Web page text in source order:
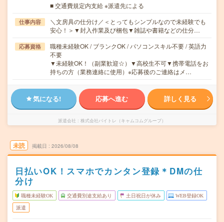
■ 交通費規定内支給 ※派遣先による
仕事内容
＼文房具の仕分け／＜とってもシンプルなので未経験でも
安心！＞▼封入作業及び梱包▼雑誌や書籍などの仕分…
応募資格
職種未経験OK / ブランクOK / パソコンスキル不要 / 英語力
不要
▼未経験OK！（副業歓迎☆）▼高校生不可▼携帯電話をお
持ちの方（業務連絡に使用）※応募後のご連絡はメ…
気になる! 応募へ進む 詳しく見る
派遣会社 株式会社バイトレ（キャムコムグループ）
未読 掲載日 2026/08/08
日払いOK！スマホでカンタン登録＊DMの仕
分け
職種未経験OK 交通費別途支給あり 土日祝日が休み WEB登録OK
派遣